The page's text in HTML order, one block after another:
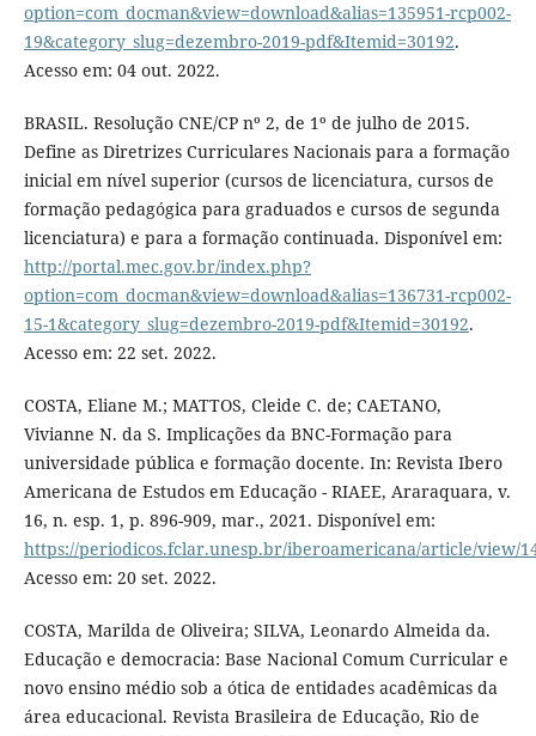
option=com_docman&view=download&alias=135951-rcp002-
19&category_slug=dezembro-2019-pdf&Itemid=30192.
Acesso em: 04 out. 2022.
BRASIL. Resolução CNE/CP nº 2, de 1º de julho de 2015.
Define as Diretrizes Curriculares Nacionais para a formação
inicial em nível superior (cursos de licenciatura, cursos de
formação pedagógica para graduados e cursos de segunda
licenciatura) e para a formação continuada. Disponível em:
http://portal.mec.gov.br/index.php?
option=com_docman&view=download&alias=136731-rcp002-
15-1&category_slug=dezembro-2019-pdf&Itemid=30192.
Acesso em: 22 set. 2022.
COSTA, Eliane M.; MATTOS, Cleide C. de; CAETANO,
Vivianne N. da S. Implicações da BNC-Formação para
universidade pública e formação docente. In: Revista Ibero
Americana de Estudos em Educação - RIAEE, Araraquara, v.
16, n. esp. 1, p. 896-909, mar., 2021. Disponível em:
https://periodicos.fclar.unesp.br/iberoamericana/article/view/
Acesso em: 20 set. 2022.
COSTA, Marilda de Oliveira; SILVA, Leonardo Almeida da.
Educação e democracia: Base Nacional Comum Curricular e
novo ensino médio sob a ótica de entidades acadêmicas da
área educacional. Revista Brasileira de Educação, Rio de